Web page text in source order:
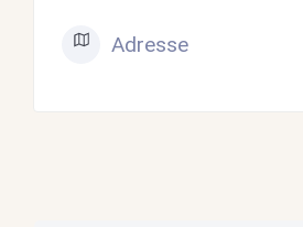
Adresse